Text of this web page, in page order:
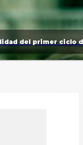
del primer ciclo